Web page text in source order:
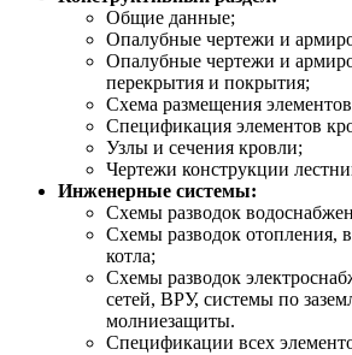
Общие данные;
Опалубные чертежи и
Опалубные чертежи и
перекрытия и покрытия;
Схема размещения
Спецификация элементов
Узлы и сечения кровли;
Чертежи конструкции
Инженерные системы:
Схемы разводок
Схемы разводок отопления,
котла;
Схемы разводок
сетей, ВРУ, системы по
молниезащиты.
Спецификации всех